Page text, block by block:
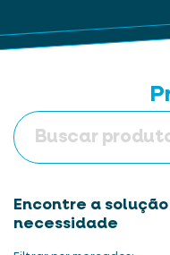
Encontre a
necessidade